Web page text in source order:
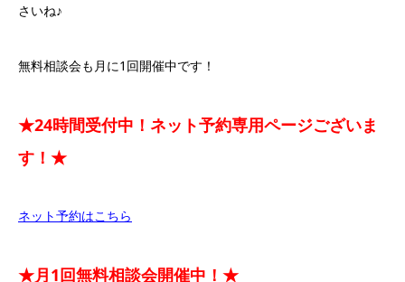
さいね♪
無料相談会も月に1回開催中です！
★24時間受付中！ネット予約専用ページございま
す！★
ネット予約はこちら
★月1回無料相談会開催中！★